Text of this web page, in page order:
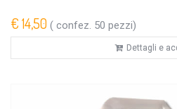
€ 14,50 ( confez. 50 pezzi)
Dettagli e